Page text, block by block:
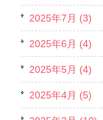
2025年7月 (3)
2025年6月 (4)
2025年5月 (4)
2025年4月 (5)